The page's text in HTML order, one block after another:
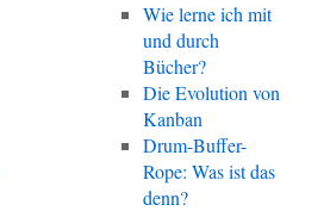
Wie lerne ich mit
und durch
Bücher?
Die Evolution von
Kanban
Drum-Buffer-
Rope: Was ist das
denn?